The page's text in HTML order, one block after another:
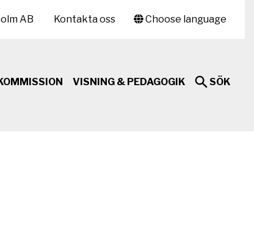
Choose language
AB Kontakta oss
VISNING & PEDAGOGIK SÖK